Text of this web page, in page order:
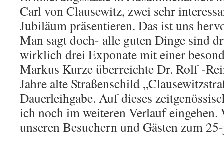
Carl von Clausewitz, zwei sehr
Jubiläum präsentieren. Das ist uns
Man sagt doch- alle guten Dinge sind
wirklich drei Exponate mit einer
Markus Kurze überreichte Dr. Rolf -
Jahre alte Straßenschild
Dauerleihgabe. Auf dieses
ich noch im weiteren Verlauf
unseren Besuchern und Gästen zum